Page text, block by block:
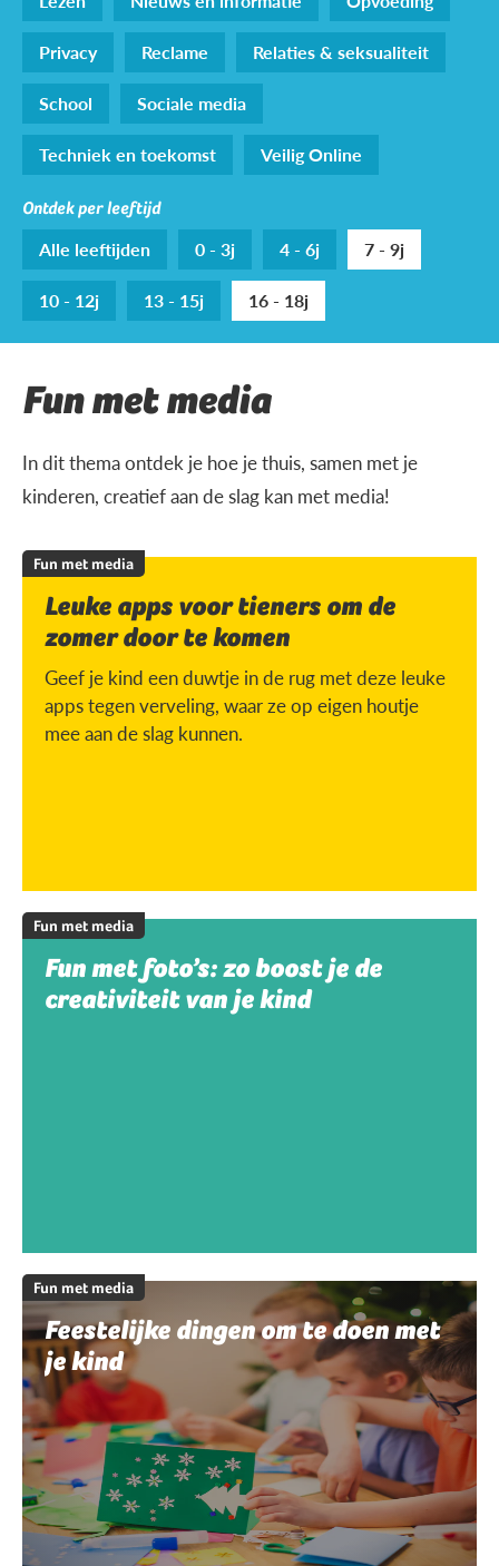
Privacy
Reclame
Relaties & seksualiteit
School
Sociale media
Techniek en toekomst
Veilig Online
Ontdek per leeftijd
Alle leeftijden 0 - 3j 4 - 6j
7 - 9j
10 - 12j
13 - 15j 16 - 18j
Fun met media
In dit thema ontdek je hoe je thuis, samen met je
kinderen, creatief aan de slag kan met media!
Fun met media
Leuke apps voor tieners om de
zomer door te komen
Geef je kind een duwtje in de rug met deze leuke
apps tegen verveling, waar ze op eigen houtje
mee aan de slag kunnen.
Fun met media
Fun met foto’s: zo boost je de
creativiteit van je kind
Fun met media
Feestelijke dingen om te doen met
je kind